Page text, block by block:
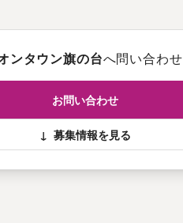
ンタウン旗の台へ問い合わせ
お問い合わせ
↓ 募集情報を見る